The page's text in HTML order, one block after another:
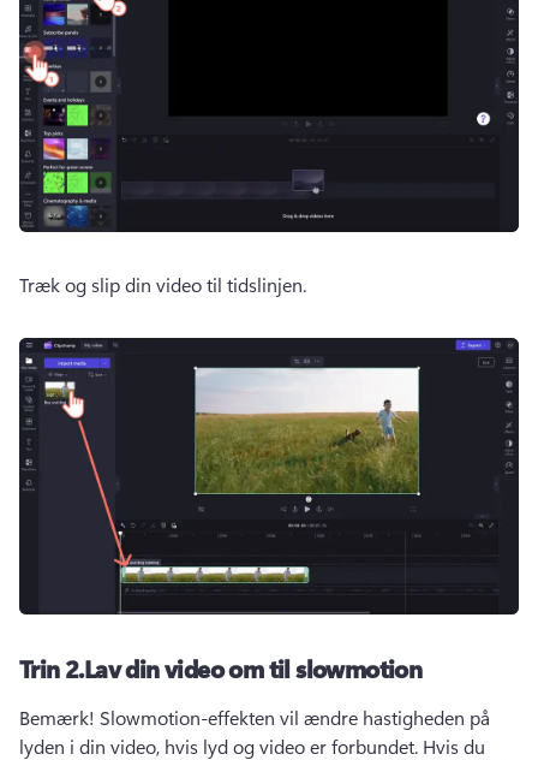
Træk og slip din video til tidslinjen.
Trin 2.Lav din video om til slowmotion
Bemærk! Slowmotion-effekten vil ændre hastigheden på
lyden i din video, hvis lyd og video er forbundet. Hvis du